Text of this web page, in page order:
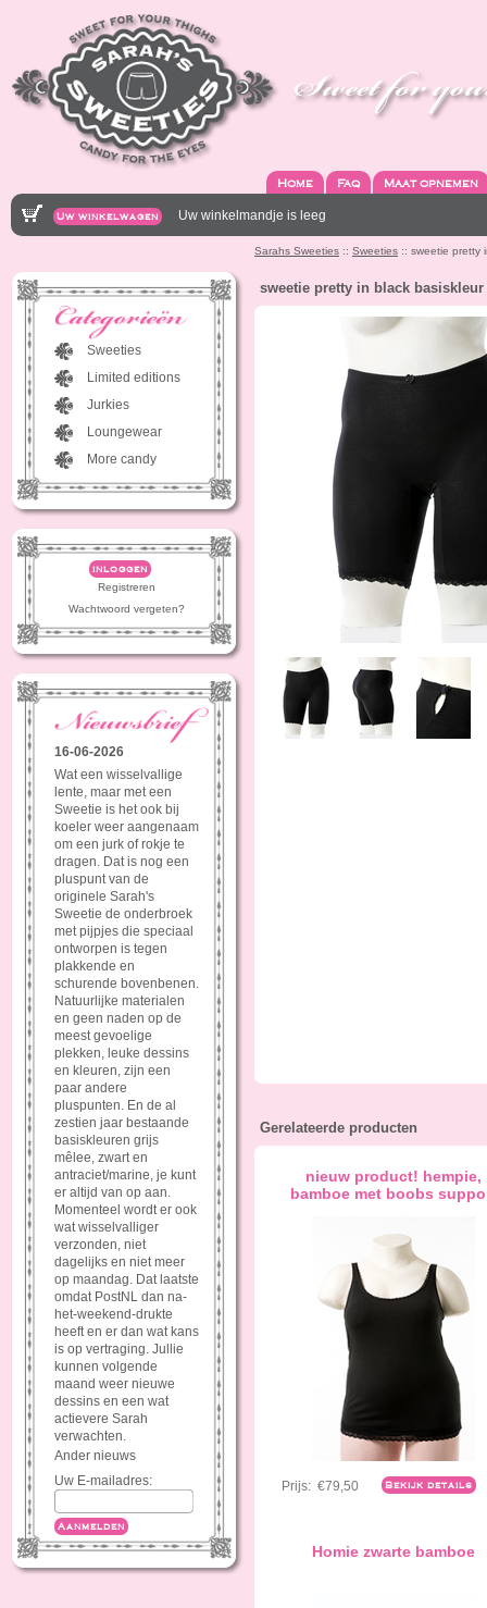
Home Faq Maat opnemen
Uw winkelwagen Uw winkelmandje is leeg
Sarahs Sweeties :: Sweeties :: sweetie pretty
Sweeties
Limited editions
Jurkies
Loungewear
More candy
inloggen
Registreren
Wachtwoord vergeten?
16-06-2026
Wat een wisselvallige
lente, maar met een
Sweetie is het ook bij
koeler weer aangenaam
om een jurk of rokje te
dragen. Dat is nog een
pluspunt van de
originele Sarah's
Sweetie de onderbroek
met pijpjes die speciaal
ontworpen is tegen
plakkende en
schurende bovenbenen.
Natuurlijke materialen
en geen naden op de
meest gevoelige
plekken, leuke dessins
en kleuren, zijn een
paar andere
pluspunten. En de al
zestien jaar bestaande
basiskleuren grijs
mêlee, zwart en
antraciet/marine, je kunt
er altijd van op aan.
Momenteel wordt er ook
wat wisselvalliger
verzonden, niet
dagelijks en niet meer
op maandag. Dat laatste
omdat PostNL dan na-
het-weekend-drukte
heeft en er dan wat kans
is op vertraging. Jullie
kunnen volgende
maand weer nieuwe
dessins en een wat
actievere Sarah
verwachten.
Ander nieuws
Uw E-mailadres:
Aanmelden
sweetie pretty in black basiskleur
Gerelateerde producten
nieuw product! hempie,
bamboe met boobs
Prijs: €79,50 Bekijk details
Homie zwarte bamboe